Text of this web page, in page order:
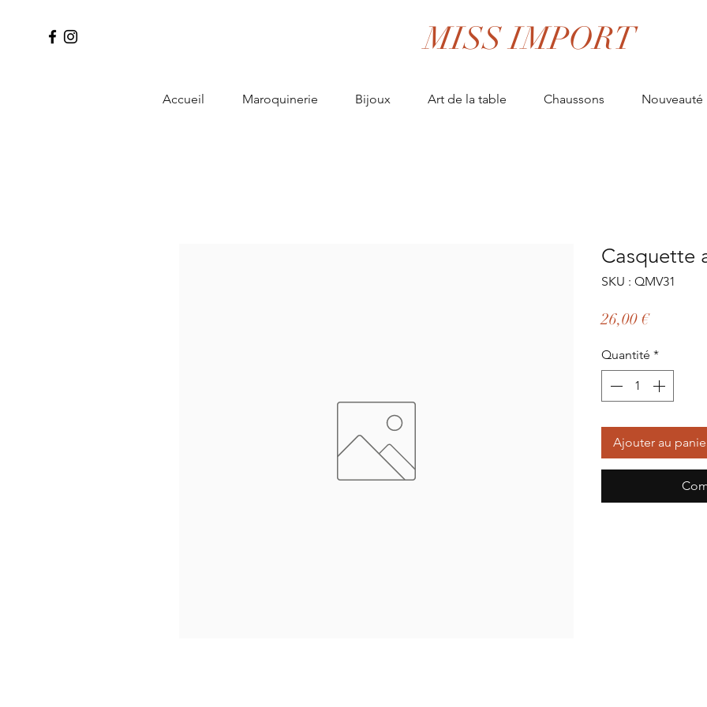
MISS IMPORT
Accueil Maroquinerie Bijoux Art de la table Chaussons Nouveauté
Casquette
SKU : QMV31
26,00 €Prix
Quantité *
Ajouter au